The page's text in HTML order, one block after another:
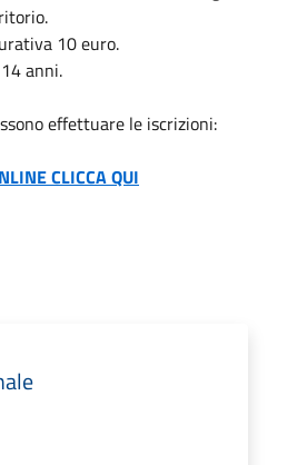
10 euro.
anni.
effettuare le iscrizioni:
CLICCA QUI